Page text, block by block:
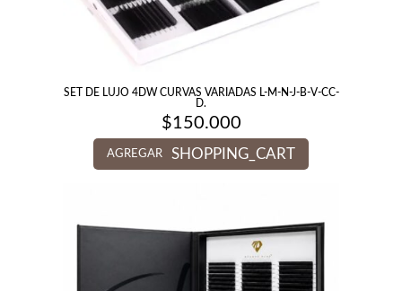
SET DE LUJO 4DW CURVAS VARIADAS L-M-N-J-B-V-CC-
D.
$150.000
AGREGAR SHOPPING_CART